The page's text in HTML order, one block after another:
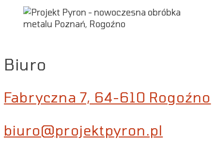
Biuro
Fabryczna 7, 64-610 Rogoźno
biuro@projektpyron.pl